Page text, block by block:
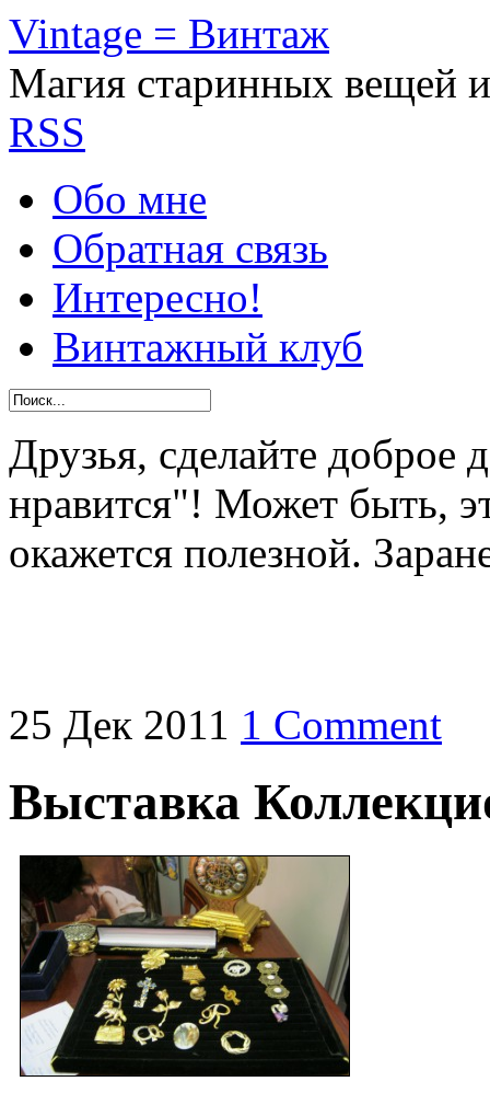
Vintage = Винтаж
Магия старинных вещей
RSS
Обо мне
Обратная связь
Интересно!
Винтажный клуб
Друзья, сделайте
нравится"! Может быть,
окажется полезной.
25 Дек 2011 1 Comment
Выставка